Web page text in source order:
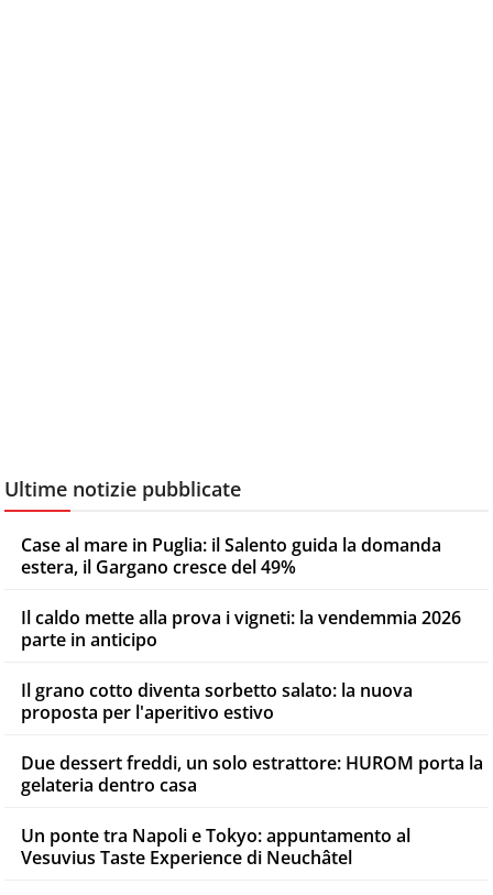
Ultime notizie pubblicate
Case al mare in Puglia: il Salento guida la domanda
estera, il Gargano cresce del 49%
Il caldo mette alla prova i vigneti: la vendemmia 2026
parte in anticipo
Il grano cotto diventa sorbetto salato: la nuova
proposta per l'aperitivo estivo
Due dessert freddi, un solo estrattore: HUROM porta la
gelateria dentro casa
Un ponte tra Napoli e Tokyo: appuntamento al
Vesuvius Taste Experience di Neuchâtel